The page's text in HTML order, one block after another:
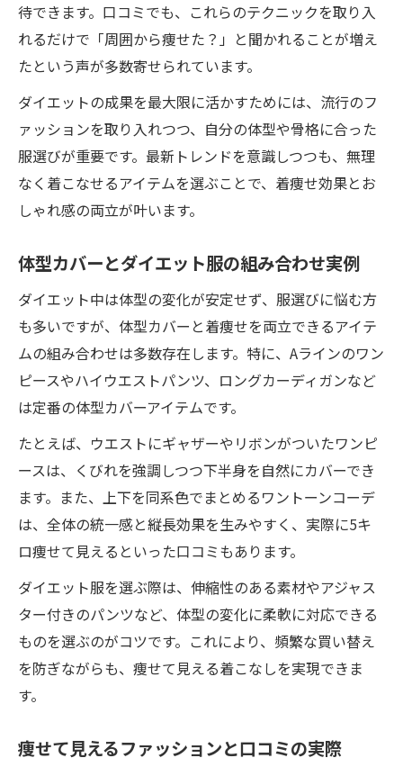
待できます。口コミでも、これらのテクニックを取り入
れるだけで「周囲から痩せた？」と聞かれることが増え
たという声が多数寄せられています。
ダイエットの成果を最大限に活かすためには、流行のフ
ァッションを取り入れつつ、自分の体型や骨格に合った
服選びが重要です。最新トレンドを意識しつつも、無理
なく着こなせるアイテムを選ぶことで、着痩せ効果とお
しゃれ感の両立が叶います。
体型カバーとダイエット服の組み合わせ実例
ダイエット中は体型の変化が安定せず、服選びに悩む方
も多いですが、体型カバーと着痩せを両立できるアイテ
ムの組み合わせは多数存在します。特に、Aラインのワン
ピースやハイウエストパンツ、ロングカーディガンなど
は定番の体型カバーアイテムです。
たとえば、ウエストにギャザーやリボンがついたワンピ
ースは、くびれを強調しつつ下半身を自然にカバーでき
ます。また、上下を同系色でまとめるワントーンコーデ
は、全体の統一感と縦長効果を生みやすく、実際に5キ
ロ痩せて見えるといった口コミもあります。
ダイエット服を選ぶ際は、伸縮性のある素材やアジャス
ター付きのパンツなど、体型の変化に柔軟に対応できる
ものを選ぶのがコツです。これにより、頻繁な買い替え
を防ぎながらも、痩せて見える着こなしを実現できま
す。
痩せて見えるファッションと口コミの実際